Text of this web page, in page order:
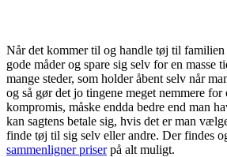
Når det kommer til og handle tøj til familien
gode måder og spare sig selv for en masse
mange steder, som holder åbent selv når
og så gør det jo tingene meget nemmere
kompromis, måske endda bedre end man
kan sagtens betale sig, hvis det er man
finde tøj til sig selv eller andre. Der findes
sammenligner priserpå alt muligt.